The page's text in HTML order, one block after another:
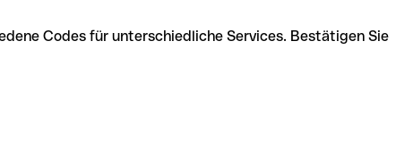
Codes für unterschiedliche Services. Bestätigen Sie